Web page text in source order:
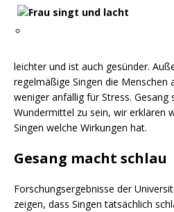
leichter und ist auch gesünder.
regelmäßige Singen die Menschen
weniger anfällig für Stress. Gesang
Wundermittel zu sein, wir erklären
Singen welche Wirkungen hat.
Gesang macht schlau
Forschungsergebnisse der
zeigen, dass Singen tatsächlich